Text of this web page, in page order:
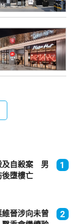
及自殺案 男
墮樓亡
1
晉涉向未曾
2